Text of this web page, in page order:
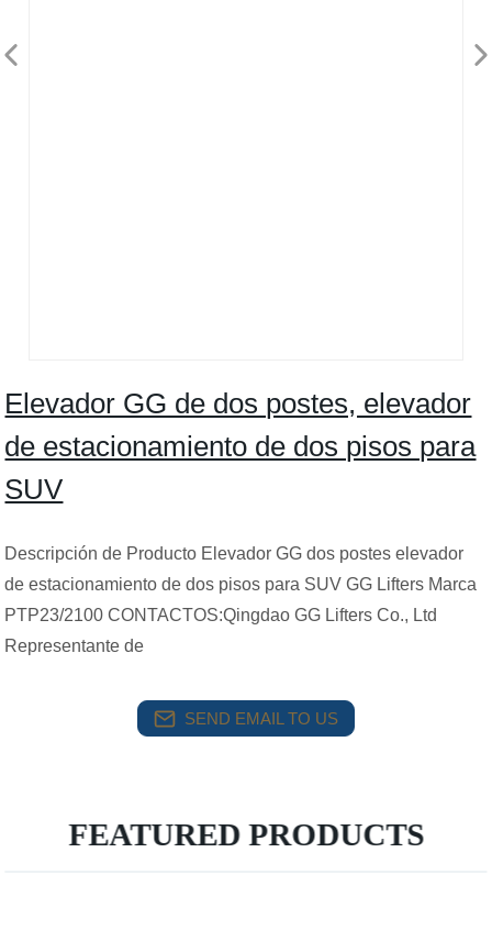
Elevador GG de dos postes, elevador
de estacionamiento de dos pisos para
SUV
Descripción de Producto Elevador GG dos postes elevador
de estacionamiento de dos pisos para SUV GG Lifters Marca
PTP23/2100 CONTACTOS:Qingdao GG Lifters Co., Ltd
Representante de
SEND EMAIL TO US
FEATURED PRODUCTS